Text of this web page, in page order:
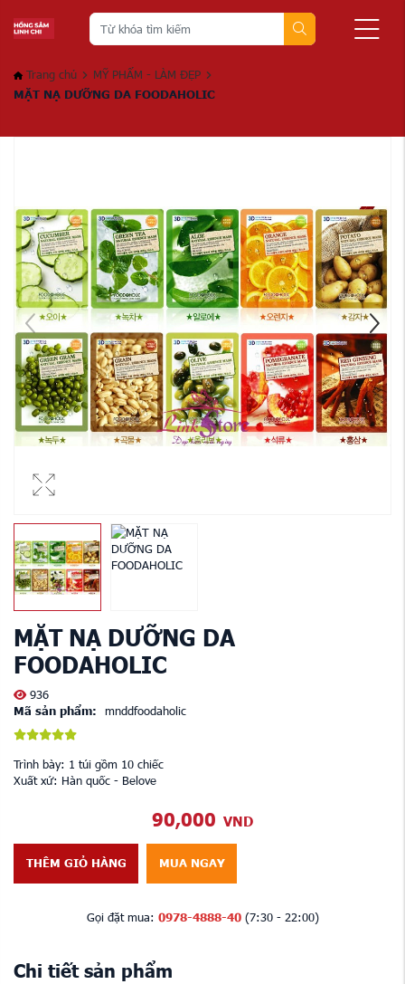
Trang chủ
MỸ PHẨM - LÀM ĐẸP
MẶT NẠ DƯỠNG DA FOODAHOLIC
MẶT NẠ DƯỠNG DA
FOODAHOLIC
936
Mã sản phẩm:
mnddfoodaholic
Trình bày: 1 túi gồm 10 chiếc
Xuất xứ: Hàn quốc - Belove
90,000 VND
THÊM GIỎ HÀNG MUA NGAY
Gọi đặt mua: 0978-4888-40(7:30 - 22:00)
Chi tiết sản phẩm